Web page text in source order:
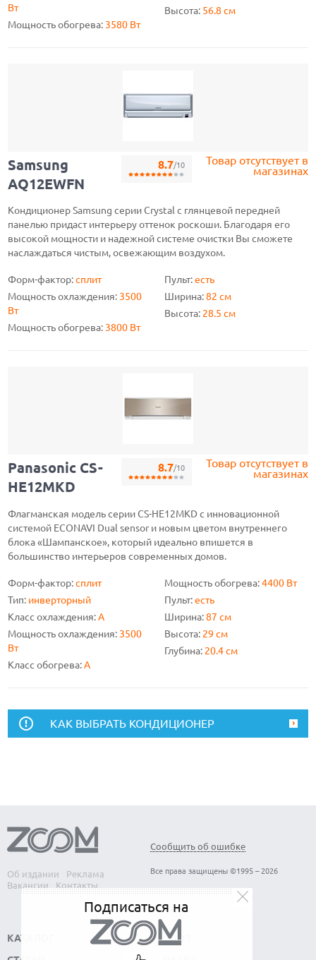
Вт
Мощность обогрева: 3580 Вт
Высота: 56.8 см
Товар отсутствует в
магазинах
8.7/10
Samsung
AQ12EWFN
Кондиционер Samsung серии Crystal с глянцевой передней
панелью придаст интерьеру оттенок роскоши. Благодаря его
высокой мощности и надежной системе очистки Вы сможете
наслаждаться чистым, освежающим воздухом.
Форм-фактор:сплит
Мощность охлаждения:3500
Вт
Мощность обогрева:3800 Вт
Пульт:есть
Ширина:82 см
Высота: 28.5 см
Товар отсутствует в
магазинах
8.7/10
Panasonic CS-
HE12MKD
Флагманская модель серии CS-HE12MKD с инновационной
системой ECONAVI Dual sensor и новым цветом внутреннего
блока «Шампанское», который идеально впишется в
большинство интерьеров современных домов.
Форм-фактор:сплит
Тип: инверторный
Класс охлаждения:A
Мощность охлаждения: 3500
Вт
Класс обогрева:A
Мощность обогрева:4400 Вт
Пульт:есть
Ширина:87 см
Высота: 29 см
Глубина: 20.4 см
КАК ВЫБРАТЬ КОНДИЦИОНЕР
Об издании
Реклама
Вакансии
Контакты
Сообщить об ошибке
Все права защищены ©1995 – 2026
КАТАЛОГ
СОФТ
Подписаться на